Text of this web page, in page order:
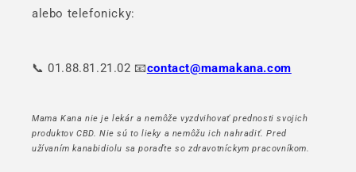
alebo telefonicky:
📞 01.88.81.21.02 📧contact@mamakana.com
Mama Kana nie je lekár a nemôže vyzdvihovať prednosti svojich
produktov CBD. Nie sú to lieky a nemôžu ich nahradiť. Pred
užívaním kanabidiolu sa poraďte so zdravotníckym pracovníkom.